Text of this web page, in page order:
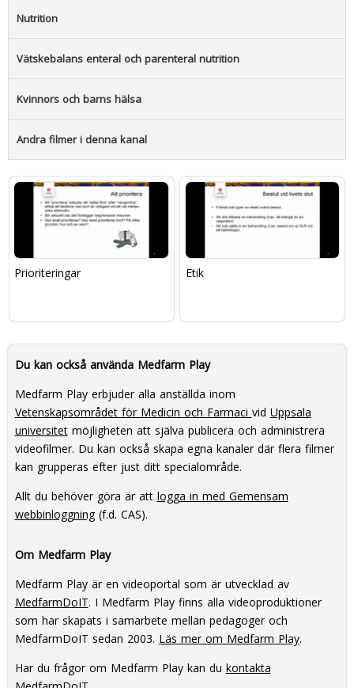
Nutrition
Vätskebalans enteral och parenteral nutrition
Kvinnors och barns hälsa
Andra filmer i denna kanal
Prioriteringar Etik
Du kan också använda Medfarm Play
Medfarm Play erbjuder alla anställda inom
Vetenskapsområdet för Medicin och Farmaci vid Uppsala
universitetmöjligheten att själva publicera och administrera
videofilmer. Du kan också skapa egna kanaler där flera filmer
kan grupperas efter just ditt specialområde.
Allt du behöver göra är att logga in med Gemensam
webbinloggning(f.d. CAS).
Om Medfarm Play
Medfarm Play är en videoportal som är utvecklad av
MedfarmDoIT. I Medfarm Play finns alla videoproduktioner
som har skapats i samarbete mellan pedagoger och
MedfarmDoIT sedan 2003. Läs mer om Medfarm Play.
Har du frågor om Medfarm Play kan du kontakta